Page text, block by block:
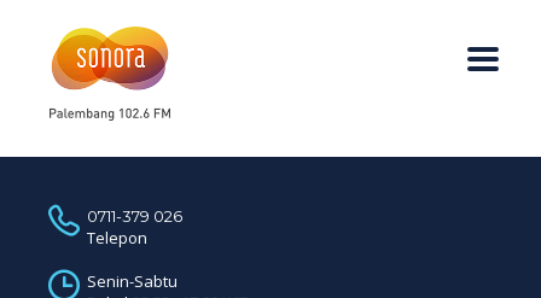
0711-379 026
Telepon
Senin-Sabtu